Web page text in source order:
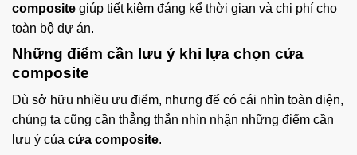
composite giúp tiết kiệm đáng kể thời gian và chi phí cho
toàn bộ dự án.
Những điểm cần lưu ý khi lựa chọn cửa
composite
Dù sở hữu nhiều ưu điểm, nhưng để có cái nhìn toàn diện,
chúng ta cũng cần thẳng thắn nhìn nhận những điểm cần
lưu ý của cửa composite.